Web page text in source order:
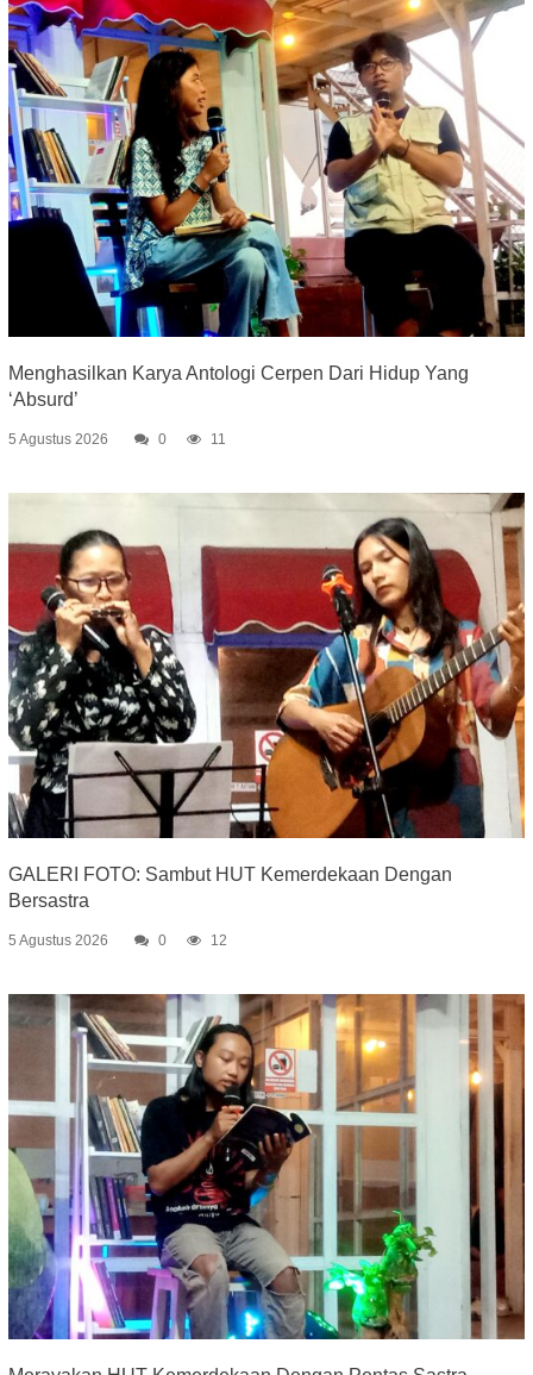
Menghasilkan Karya Antologi Cerpen Dari Hidup Yang
‘Absurd’
5 Agustus 2026 0 11
GALERI FOTO: Sambut HUT Kemerdekaan Dengan
Bersastra
5 Agustus 2026 0 12